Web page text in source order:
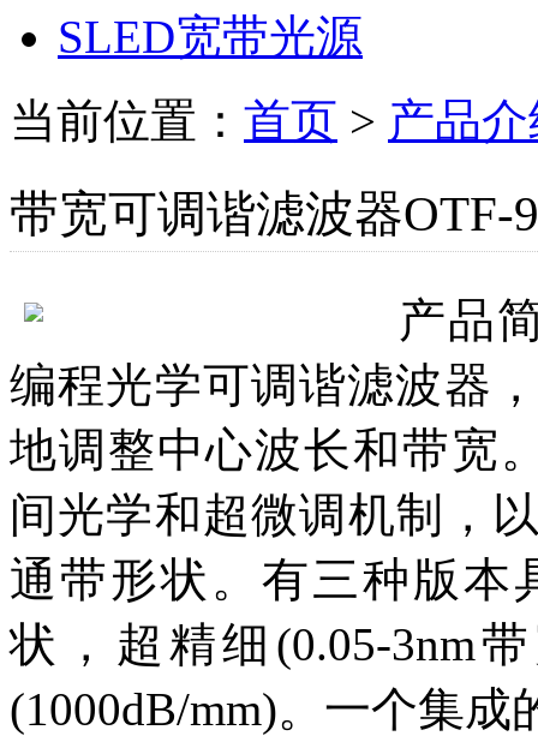
SLED宽带光源
当前位置： 首页 > 产品
带宽可调谐滤波器OTF-
产品
编程光学可调谐滤波器
地调整中心波长和带宽
间光学和超微调机制，
通带形状。有三种版本
状，超精细(0.05-3nm
(1000dB/mm)。一个集